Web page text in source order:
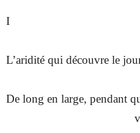
I
L’aridité qui découvre le
De long en large, pendant
va de long